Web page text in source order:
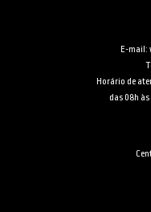
E-mail:
Horário de
das 08h às